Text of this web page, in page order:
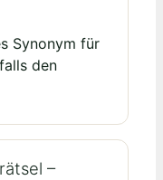
Synonym für
den
–